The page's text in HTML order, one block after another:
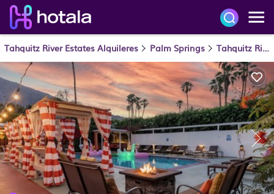
Tahquitz River Estates Alquileres Palm Springs Tahquitz River Estates